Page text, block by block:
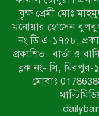
বৃক্ষ প্রেমী মোঃ
মনোয়ার হোসেন
নং ডি এ-১৭৫৮,
প্রকাশিত। বার্তা ও
ব্লক নং- সি,
মোবাঃ